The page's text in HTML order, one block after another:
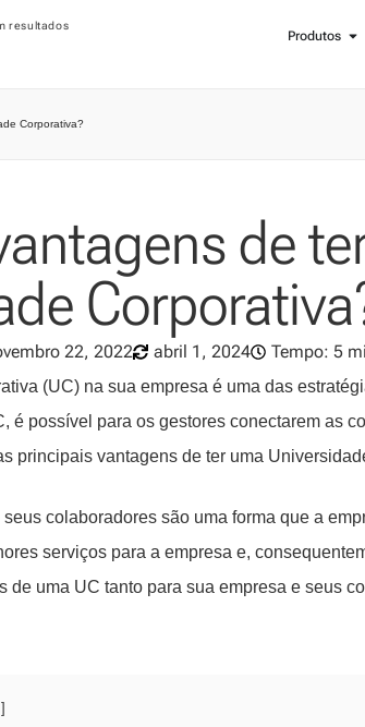
resultados
Produtos
Corporativa?
de
22, 2022 abril 1, 2024 Tempo: 5
(UC) na sua empresa é uma das
é possível para os gestores conectarem as
principais vantagens de ter uma
colaboradores são uma forma que a
serviços para a empresa e,
de uma UC tanto para sua empresa e seus